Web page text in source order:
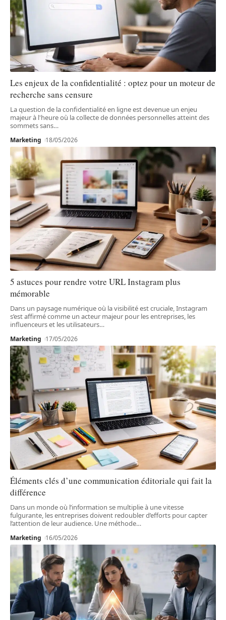
Les enjeux de la confidentialité : optez pour un moteur de
recherche sans censure
La question de la confidentialité en ligne est devenue un enjeu
majeur à l'heure où la collecte de données personnelles atteint des
sommets sans…
Marketing 18/05/2026
5 astuces pour rendre votre URL Instagram plus
mémorable
Dans un paysage numérique où la visibilité est cruciale, Instagram
s’est affirmé comme un acteur majeur pour les entreprises, les
influenceurs et les utilisateurs…
Marketing 17/05/2026
Éléments clés d’une communication éditoriale qui fait la
différence
Dans un monde où l’information se multiplie à une vitesse
fulgurante, les entreprises doivent redoubler d’efforts pour capter
l’attention de leur audience. Une méthode…
Marketing 16/05/2026